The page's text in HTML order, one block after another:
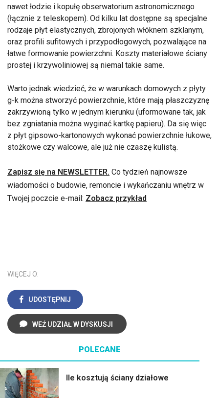
nawet łodzie i kopułę obserwatorium astronomicznego
(łącznie z teleskopem). Od kilku lat dostępne są specjalne
rodzaje płyt elastycznych, zbrojonych włóknem szklanym,
oraz profili sufitowych i przypodłogowych, pozwalające na
łatwe formowanie powierzchni. Koszty materiałowe ściany
prostej i krzywoliniowej są niemal takie same.
Warto jednak wiedzieć, że w warunkach domowych z płyty
g-k można stworzyć powierzchnie, które mają płaszczyznę
zakrzywioną tylko w jednym kierunku (uformowane tak, jak
bez zgniatania można wyginać kartkę papieru). Da się więc
z płyt gipsowo-kartonowych wykonać powierzchnie łukowe,
stożkowe czy walcowe, ale już nie czaszę kulistą.
Zapisz się na NEWSLETTER. Co tydzień najnowsze
wiadomości o budowie, remoncie i wykańczaniu wnętrz w
Twojej poczcie e-mail: Zobacz przykład
WIĘCEJ O:
UDOSTĘPNIJ
WEŹ UDZIAŁ W DYSKUSJI
POLECANE
Ile kosztują ściany działowe